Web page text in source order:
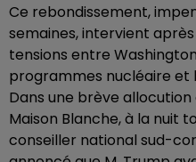
Ce rebondissement,
semaines, intervient
tensions entre
programmes nucléaire et
Dans une brève
Maison Blanche, à la nuit
conseiller national sud-